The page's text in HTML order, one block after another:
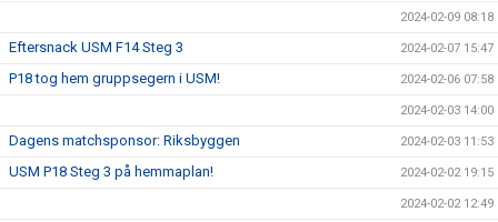
2024-02-09 08:18
Eftersnack USM F14 Steg 3 2024-02-07 15:47
P18 tog hem gruppsegern i USM! 2024-02-06 07:58
2024-02-03 14:00
Dagens matchsponsor: Riksbyggen 2024-02-03 11:53
USM P18 Steg 3 på hemmaplan! 2024-02-02 19:15
2024-02-02 12:49